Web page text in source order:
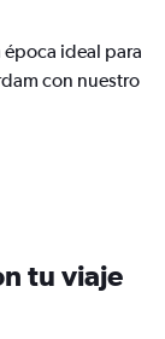
ideal para
con nuestro
tu viaje